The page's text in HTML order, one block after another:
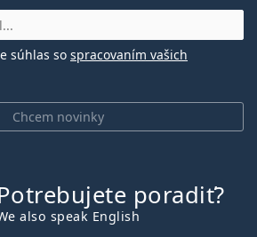
Chcem novinky
súhlas so spracovaním vašich
poradiť?
also speak English